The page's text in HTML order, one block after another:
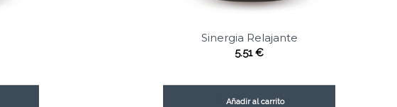
Sinergia Relajante
5.51€
Añadir al carrito